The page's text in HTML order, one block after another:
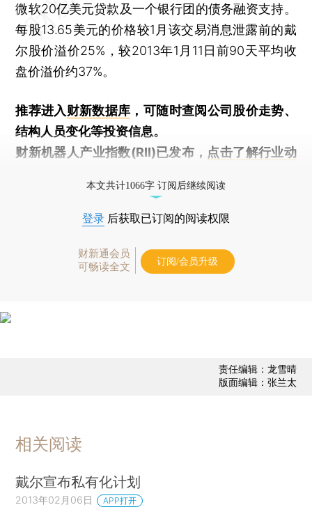
微软20亿美元贷款及一个银行团的债务融资支持。
每股13.65美元的价格较1月该交易消息泄露前的戴
尔股价溢价25%，较2013年1月11日前90天平均收
盘价溢价约37%。
推荐进入财新数据库 ，可随时查阅公司股价走势、
结构人员变化等投资信息。
财新机器人产业指数(RII)已发布， 点击了解行业动
本文共计1066字 订阅后继续阅读
登录 后获取已订阅的阅读权限
财新通会员
可畅读全文
订阅/会员升级
责任编辑：龙雪晴
版面编辑：张兰太
相关阅读
戴尔宣布私有化计划
2013年02月06日 APP打开